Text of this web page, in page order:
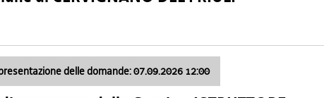
delle domande: 07.09.2026 12:00